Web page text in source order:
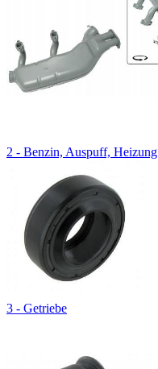
2 - Benzin, Auspuff, Heizung
3 - Getriebe